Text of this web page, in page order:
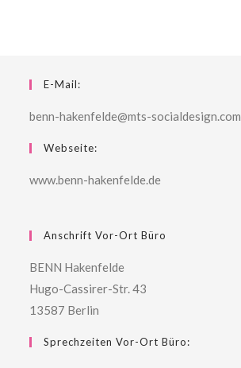
E-Mail:
benn-hakenfelde@mts-socialdesign.com
Webseite:
www.benn-hakenfelde.de
Anschrift Vor-Ort Büro
BENN Hakenfelde
Hugo-Cassirer-Str. 43
13587 Berlin
Sprechzeiten Vor-Ort Büro: